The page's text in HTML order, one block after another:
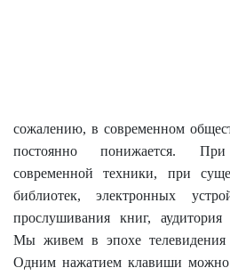
сожалению, в современном
постоянно понижается.
современной техники, при
библиотек, электронных
прослушивания книг, аудитория
Мы живем в эпохе телевидения
Одним нажатием клавиши